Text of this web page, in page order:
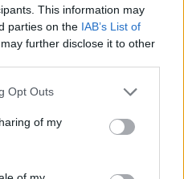
This information may
parties on the IAB’s List of
further disclose it to other
Opt Outs
of my
la